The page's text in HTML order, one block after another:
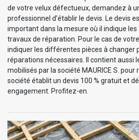
de votre velux défectueux, demandez à
professionnel d’établir le devis. Le devis
important dans la mesure où il indique
travaux de réparation. Pour le cas de
indiquer les différentes pièces à changer
réparations nécessaires. Il contient aussi
mobilisés par la société MAURICE S. pour
société établit un devis 100 % gratuit et
engagement. Profitez-en.